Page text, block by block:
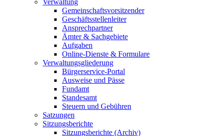
Verwaltung
Gemeinschaftsvorsitzender
Geschäftsstellenleiter
Ansprechpartner
Ämter & Sachgebiete
Aufgaben
Online-Dienste & Formulare
Verwaltungsgliederung
Bürgerservice-Portal
Ausweise und Pässe
Fundamt
Standesamt
Steuern und Gebühren
Satzungen
Sitzungsberichte
Sitzungsberichte (Archiv)